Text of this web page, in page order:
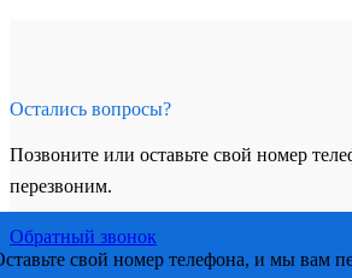
Остались вопросы?
Позвоните или оставьте свой номер
перезвоним.
Обратный звонок
свой номер телефона, и мы вам